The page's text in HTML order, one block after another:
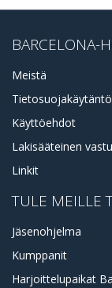
BARCELONA-
Meistä
Tietosuojakäytäntö
Käyttöehdot
Lakisääteinen
Linkit
TULE MEILLE
Jäsenohjelma
Kumppanit
Harjoittelupaikat